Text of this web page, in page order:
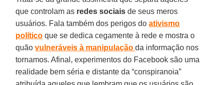
que controlam as redes sociais de seus meros
usuários. Fala também dos perigos doativismo
político que se dedica cegamente à rede e mostra o
quãovulneráveis à manipulaçãoda informação nos
tornamos. Afinal, experimentos do Facebook são uma
realidade bem séria e distante da “conspiranoia”